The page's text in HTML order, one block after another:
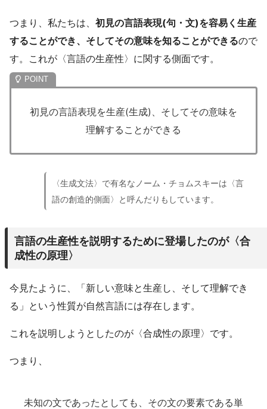
つまり、私たちは、 初見の言語表現(句・文)を容易く生産
することができ、そしてその意味を知ることができるので
す。これが〈言語の生産性〉に関する側面です。
初見の言語表現を生産(生成)、そしてその意味を
理解することができる
〈生成文法〉で有名なノーム・チョムスキーは〈言
語の創造的側面〉と呼んだりもしています。
言語の生産性を説明するために登場したのが〈合
成性の原理〉
今見たように、「新しい意味と生産し、そして理解でき
る」という性質が自然言語には存在します。
これを説明しようとしたのが〈合成性の原理〉です。
つまり、
未知の文であったとしても、その文の要素である単